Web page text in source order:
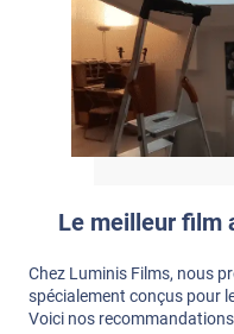
Le meilleur film
Chez Luminis Films, nous
spécialement conçus pour
Voici nos